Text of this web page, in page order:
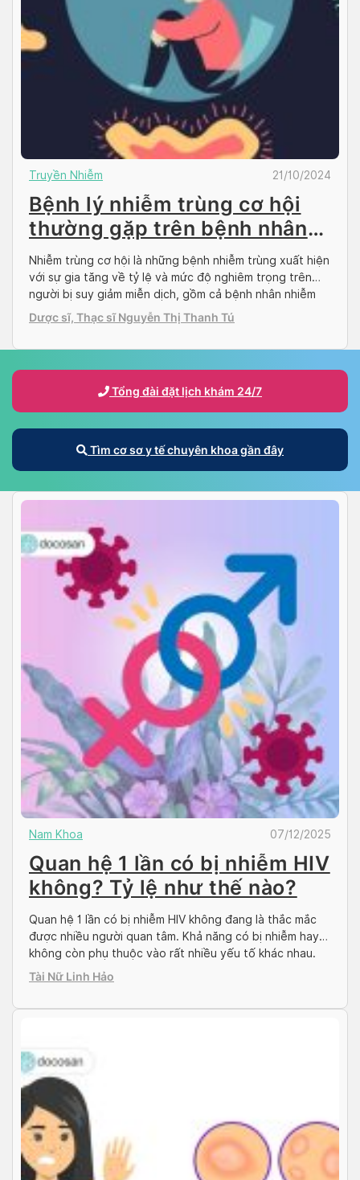
Truyền Nhiễm 21/10/2024
Bệnh lý nhiễm trùng cơ hội
thường gặp trên bệnh nhân
HIV
Nhiễm trùng cơ hội là những bệnh nhiễm trùng xuất hiện
với sự gia tăng về tỷ lệ và mức độ nghiêm trọng trên
người bị suy giảm miễn dịch, gồm cả bệnh nhân nhiễm
HIV. Hãy cùng Docosan tìm hiểu về các bệnh nhiễm
trùng cơ hội HIV trong bài viết dưới đây nhé! Docosan
Dược sĩ, Thạc sĩ Nguyễn Thị Thanh Tú
Tổng đài đặt lịch khám 24/7
Tìm cơ sơ y tế chuyên khoa gần đây
Nam Khoa 07/12/2025
Quan hệ 1 lần có bị nhiễm HIV
không? Tỷ lệ như thế nào?
Quan hệ 1 lần có bị nhiễm HIV không đang là thắc mắc
được nhiều người quan tâm. Khả năng có bị nhiễm hay
không còn phụ thuộc vào rất nhiều yếu tố khác nhau.
Một trong những yếu tố chủ đạo là lần quan hệ đó với
Tài Nữ Linh Hảo